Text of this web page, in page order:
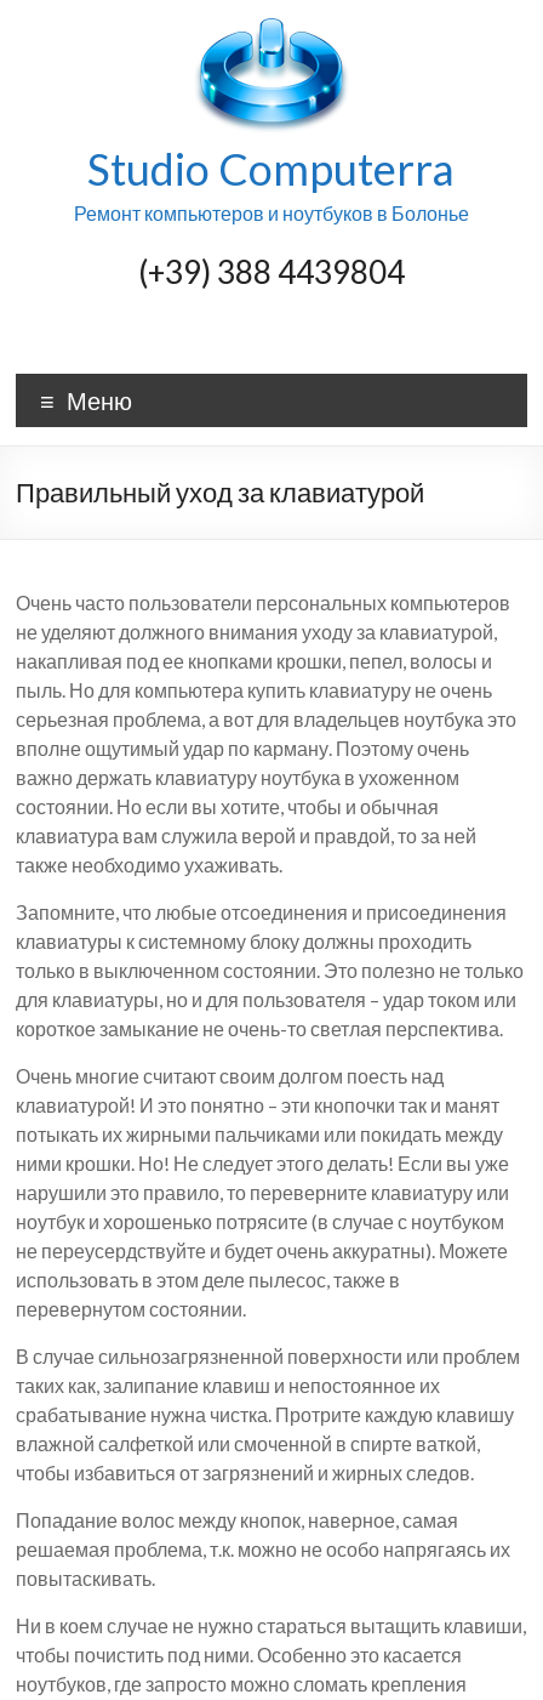
Studio Computerra
Ремонт компьютеров и ноутбуков в Болонье
(+39) 388 4439804
Меню
Правильный уход за клавиатурой
Очень часто пользователи персональных компьютеров
не уделяют должного внимания уходу за клавиатурой,
накапливая под ее кнопками крошки, пепел, волосы и
пыль. Но для компьютера купить клавиатуру не очень
серьезная проблема, а вот для владельцев ноутбука это
вполне ощутимый удар по карману. Поэтому очень
важно держать клавиатуру ноутбука в ухоженном
состоянии. Но если вы хотите, чтобы и обычная
клавиатура вам служила верой и правдой, то за ней
также необходимо ухаживать.
Запомните, что любые отсоединения и присоединения
клавиатуры к системному блоку должны проходить
только в выключенном состоянии. Это полезно не только
для клавиатуры, но и для пользователя – удар током или
короткое замыкание не очень-то светлая перспектива.
Очень многие считают своим долгом поесть над
клавиатурой! И это понятно – эти кнопочки так и манят
потыкать их жирными пальчиками или покидать между
ними крошки. Но! Не следует этого делать! Если вы уже
нарушили это правило, то переверните клавиатуру или
ноутбук и хорошенько потрясите (в случае с ноутбуком
не переусердствуйте и будет очень аккуратны). Можете
использовать в этом деле пылесос, также в
перевернутом состоянии.
В случае сильнозагрязненной поверхности или проблем
таких как, залипание клавиш и непостоянное их
срабатывание нужна чистка. Протрите каждую клавишу
влажной салфеткой или смоченной в спирте ваткой,
чтобы избавиться от загрязнений и жирных следов.
Попадание волос между кнопок, наверное, самая
решаемая проблема, т.к. можно не особо напрягаясь их
повытаскивать.
Ни в коем случае не нужно стараться вытащить клавиши,
чтобы почистить под ними. Особенно это касается
ноутбуков, где запросто можно сломать крепления